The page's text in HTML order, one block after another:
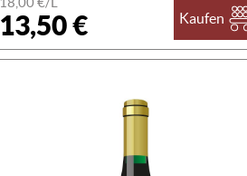
13,50 € Kaufen